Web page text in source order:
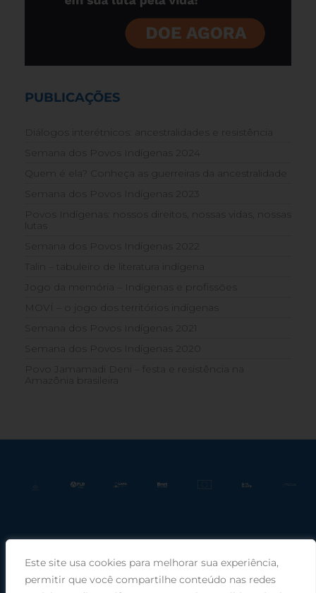
Este site usa cookies para melhorar sua experiência,
permitir que você compartilhe conteúdo nas redes
PUBLICAÇÕES
Diálogos interétnicos: ancestralidades e resistência
Semana dos Povos Indígenas 2024
Quem é ela? Conheça as guerreiras da ancestralidade
Semana dos Povos Indígenas 2023
Povos Indígenas: nossos direitos, nossas vidas, nossas
lutas
Semana dos Povos Indígenas 2022
Talin – tabuleiro de literatura indígena
Jogo da memória – Indígenas e profissões
MOVÍ – o jogo dos territórios indígenas
Semana dos Povos Indígenas 2021
Semana dos Povos Indígenas 2020
Povo Jamamadi Deni – festa e resistência na
Amazônia brasileira
Praça Rui Barbosa, 220, sala 66, Porto Alegre, RS, 90030-100 |